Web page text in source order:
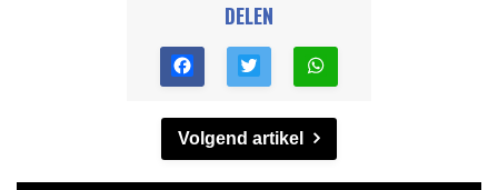
DELEN
Volgend artikel